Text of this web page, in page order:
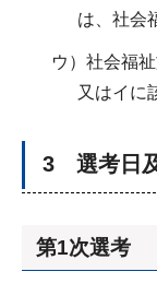
は、社会
ウ）社会福
又はイに
3 選考日
第1次選考